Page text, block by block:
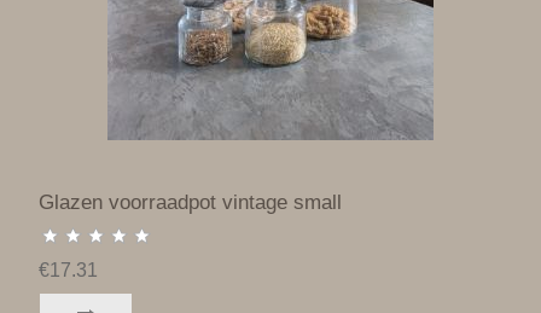
Glazen voorraadpot vintage small
€17.31